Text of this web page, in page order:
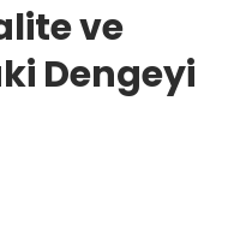
ve
Dengeyi